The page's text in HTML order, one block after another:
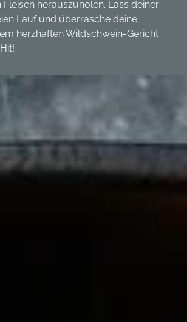
Fleisch herauszuholen. Lass deiner
Lauf und überrasche deine
herzhaften Wildschwein-Gericht